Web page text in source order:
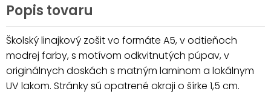
Popis tovaru
Školský linajkový zošit vo formáte A5, v odtieňoch
modrej farby, s motívom odkvitnutých púpav, v
originálnych doskách s matným laminom a lokálnym
UV lakom. Stránky sú opatrené okraji o šírke 1,5 cm.